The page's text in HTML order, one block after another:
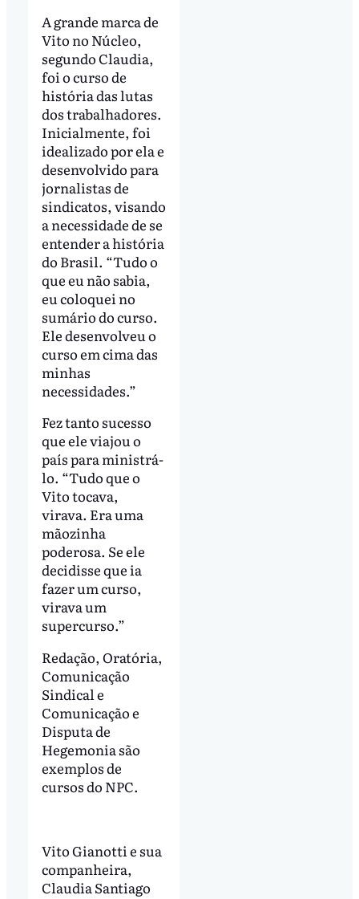
A grande marca de
Vito no Núcleo,
segundo Claudia,
foi o curso de
história das lutas
dos trabalhadores.
Inicialmente, foi
idealizado por ela e
desenvolvido para
jornalistas de
sindicatos, visando
a necessidade de se
entender a história
do Brasil. “Tudo o
que eu não sabia,
eu coloquei no
sumário do curso.
Ele desenvolveu o
curso em cima das
minhas
necessidades.”
Fez tanto sucesso
que ele viajou o
país para ministrá-
lo. “Tudo que o
Vito tocava,
virava. Era uma
mãozinha
poderosa. Se ele
decidisse que ia
fazer um curso,
virava um
supercurso.”
Redação, Oratória,
Comunicação
Sindical e
Comunicação e
Disputa de
Hegemonia são
exemplos de
cursos do NPC.
Vito Gianotti e sua
companheira,
Claudia Santiago